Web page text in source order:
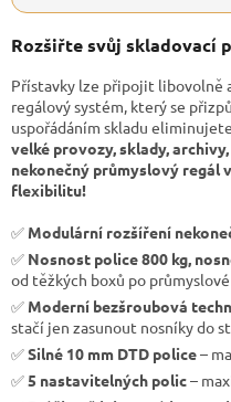
Rozšiřte svůj skladovací
Přístavky lze připojit libovolně
regálový systém, který se
uspořádáním skladu
velké provozy, sklady,
nekonečný průmyslový regál
flexibilitu!
✅ Modulární rozšíření
✅ Nosnost police 800 kg,
od těžkých boxů po
✅ Moderní bezšroubová
stačí jen zasunout nosníky do
✅Silné 10 mm DTD police–
✅5 nastavitelných polic–